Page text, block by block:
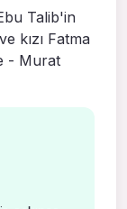
Talib'in
kızı Fatma
- Murat